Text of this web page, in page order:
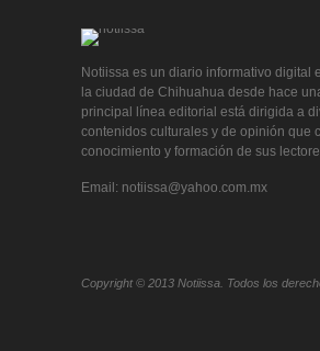
Notiissa es un diario informativo digital
la ciudad de Chihuahua desde hace
principal línea editorial está dirigida a
contenidos culturales y de opinión que
conocimiento y formación de sus
Email: notiissa@yahoo.com.mx
Copyright © 2013 Notiissa. Todos los